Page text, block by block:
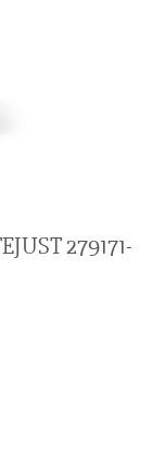
279171-